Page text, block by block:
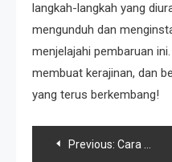
langkah-langkah yang
mengunduh dan
menjelajahi pembaruan
membuat kerajinan, dan
yang terus berkembang!
PostPrevious: Cara Download APK Minecraft 1.21 Terbaru untuk Android